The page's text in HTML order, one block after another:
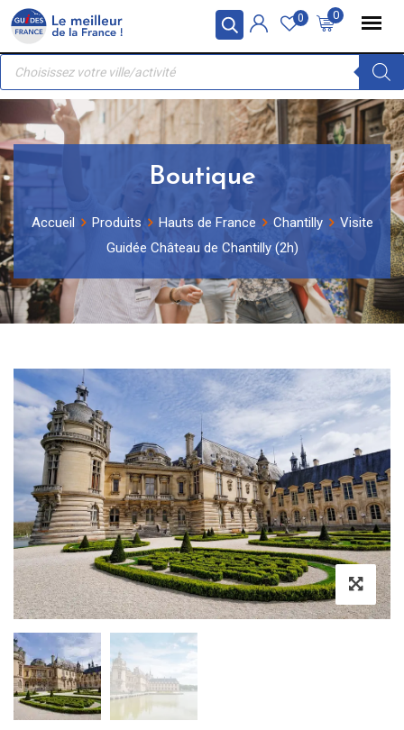
Panneau de gestion des cookies
Skip
content
0
0
Recherche
produits
Boutique
Accueil Produits Hauts de France Chantilly
Visite
Guidée Château de Chantilly (2h)